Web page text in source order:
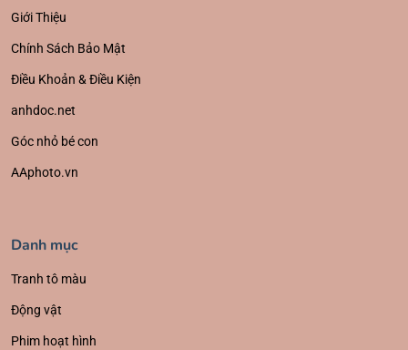
Giới Thiệu
Chính Sách Bảo Mật
Điều Khoản & Điều Kiện
anhdoc.net
Góc nhỏ bé con
AAphoto.vn
Danh mục
Tranh tô màu
Động vật
Phim hoạt hình